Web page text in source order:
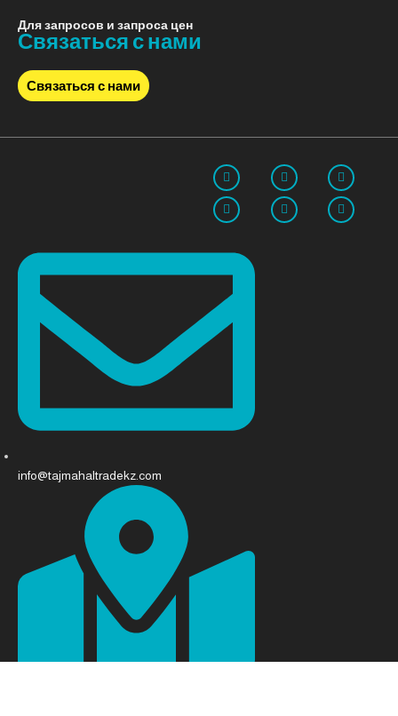
Для запросов и запроса цен
Связаться с нами
Связаться с нами
info@tajmahaltradekz.com